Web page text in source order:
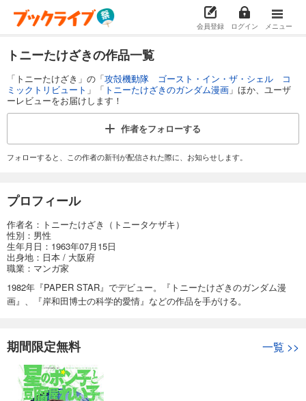
会員登録 ログイン メニュー
トニーたけざきの作品一覧
「トニーたけざき」の「攻殻機動隊 ゴースト・イン・ザ・シェル コ
ミックトリビュート 」「 トニーたけざきのガンダム漫画 」ほか、ユーザ
ーレビューをお届けします！
作者をフォローする
フォローすると、この作者の新刊が配信された際に、お知らせします。
プロフィール
作者名：トニーたけざき（トニータケザキ）
性別：男性
生年月日：1963年07月15日
出身地：日本 / 大阪府
職業：マンガ家
1982年『PAPER STAR』でデビュー。『トニーたけざきのガンダム漫
画』、『岸和田博士の科学的愛情』などの作品を手がける。
期間限定無料 一覧 >>